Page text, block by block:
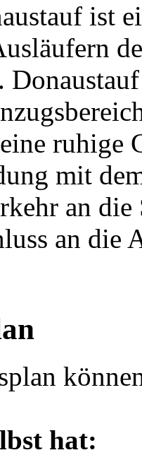
ist
ruhige
mit
an
an die
hat: